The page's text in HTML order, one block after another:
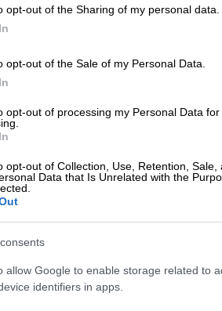
opt-out of the Sharing of my personal data.
opt-out of the Sale of my Personal Data.
opt-out of processing my Personal Data for
opt-out of Collection, Use, Retention, Sale,
Data that Is Unrelated with the
allow Google to enable storage related to
identifiers in apps.
uno
dotati di display con
richiesta di fermata dovrebbero
ricevereformazione sulla gestione
siano accessibili per le persone
a rotelle
sono alcune cose che puoi fare per